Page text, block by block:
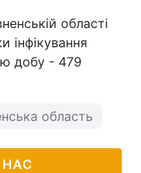
області
інфікування
добу - 479
область